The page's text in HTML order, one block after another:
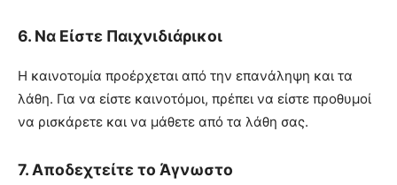
6. Να Είστε Παιχνιδιάρικοι
Η καινοτομία προέρχεται από την επανάληψη και τα
λάθη. Για να είστε καινοτόμοι, πρέπει να είστε προθυμοί
να ρισκάρετε και να μάθετε από τα λάθη σας.
7.Αποδεχτείτε το Άγνωστο